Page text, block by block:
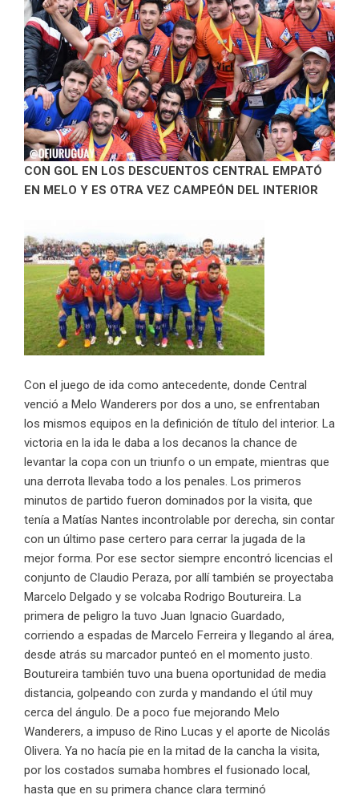
CON GOL EN LOS DESCUENTOS CENTRAL EMPATÓ
EN MELO Y ES OTRA VEZ CAMPEÓN DEL INTERIOR
Con el juego de ida como antecedente, donde Central
venció a Melo Wanderers por dos a uno, se enfrentaban
los mismos equipos en la definición de título del interior. La
victoria en la ida le daba a los decanos la chance de
levantar la copa con un triunfo o un empate, mientras que
una derrota llevaba todo a los penales. Los primeros
minutos de partido fueron dominados por la visita, que
tenía a Matías Nantes incontrolable por derecha, sin contar
con un último pase certero para cerrar la jugada de la
mejor forma. Por ese sector siempre encontró licencias el
conjunto de Claudio Peraza, por allí también se proyectaba
Marcelo Delgado y se volcaba Rodrigo Boutureira. La
primera de peligro la tuvo Juan Ignacio Guardado,
corriendo a espadas de Marcelo Ferreira y llegando al área,
desde atrás su marcador punteó en el momento justo.
Boutureira también tuvo una buena oportunidad de media
distancia, golpeando con zurda y mandando el útil muy
cerca del ángulo. De a poco fue mejorando Melo
Wanderers, a impuso de Rino Lucas y el aporte de Nicolás
Olivera. Ya no hacía pie en la mitad de la cancha la visita,
por los costados sumaba hombres el fusionado local,
hasta que en su primera chance clara terminó